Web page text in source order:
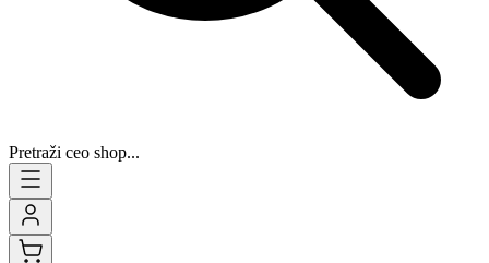
Pretraži ceo shop...